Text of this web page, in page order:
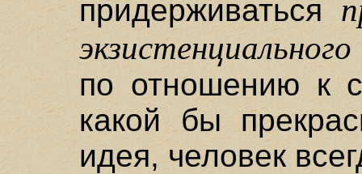
придерживаться
по отношению к
какой бы
идея, человек